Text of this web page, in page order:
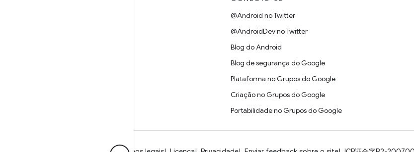
@Android no Twitter
@AndroidDev no Twitter
Blog do Android
Blog de segurança do Google
Plataforma no Grupos do Google
Criação no Grupos do Google
Portabilidade no Grupos do Google